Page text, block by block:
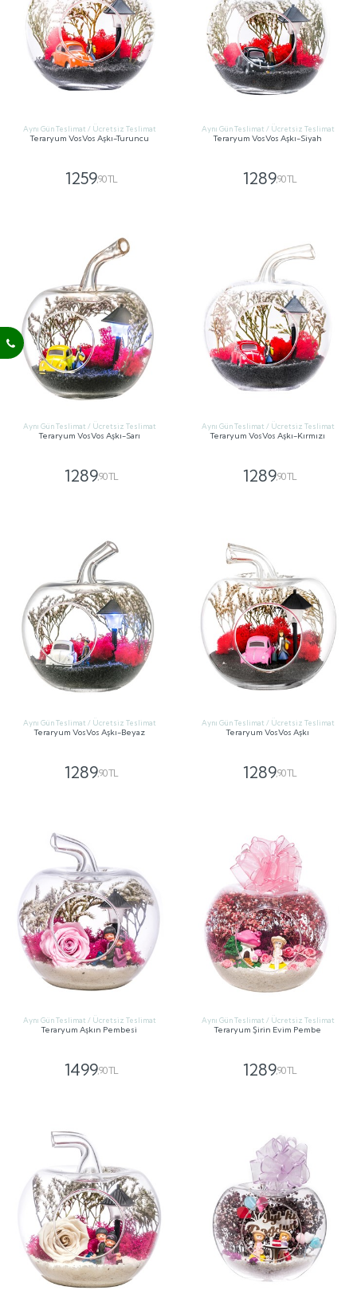
Aynı Gün Teslimat / Ücretsiz Teslimat
Teraryum VosVos Aşkı-Turuncu
1259,90 TL
Aynı Gün Teslimat / Ücretsiz Teslimat
Teraryum VosVos Aşkı-Siyah
1289,90 TL
Aynı Gün Teslimat / Ücretsiz Teslimat
Teraryum VosVos Aşkı-Sarı
1289,90 TL
Aynı Gün Teslimat / Ücretsiz Teslimat
Teraryum VosVos Aşkı-Kırmızı
1289,90 TL
Aynı Gün Teslimat / Ücretsiz Teslimat
Teraryum VosVos Aşkı-Beyaz
1289,90 TL
Aynı Gün Teslimat / Ücretsiz Teslimat
Teraryum VosVos Aşkı
1289,90 TL
Aynı Gün Teslimat / Ücretsiz Teslimat
Teraryum Aşkın Pembesi
1499,90 TL
Aynı Gün Teslimat / Ücretsiz Teslimat
Teraryum Şirin Evim Pembe
1289,90 TL